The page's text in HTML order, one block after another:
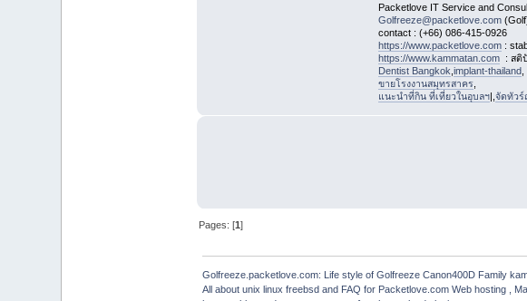
Packetlove IT Service and
Golfreeze@packetlove.com
contact : (+66) 086-415-0926
https://www.packetlove.com:
https://www.kammatan.com: สติปั
Dentist Bangkok implant-thailand,
ขายโรงงานสมุทรสาคร,
แนะนำที่กิน ที่เที่ยวในอุบลฯ|, จัดทัว
Pages: [1]
Golfreeze.packetlove.com: Life style of Golfreeze Canon400D Family
All about unix linux freebsd and FAQ for Packetlove.com Web hosting ,